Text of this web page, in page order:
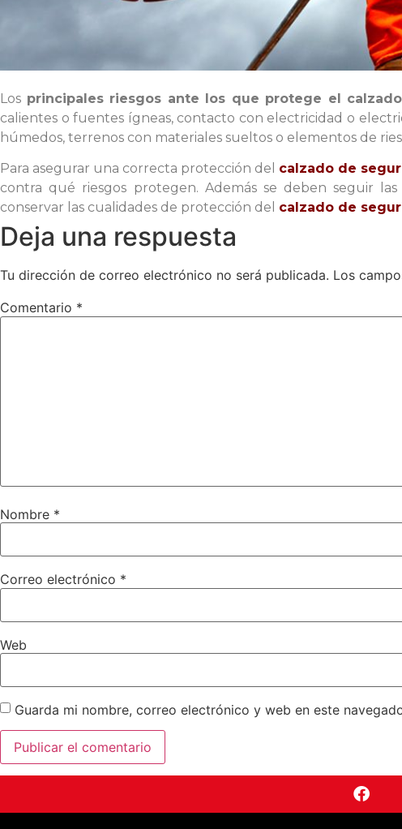
Los principales riesgos ante los que protege el
calientes o fuentes ígneas, contacto con electricidad o
húmedos, terrenos con materiales sueltos o elementos de
Para asegurar una correcta protección del calzado de
contra qué riesgos protegen. Además se deben seguir
conservar las cualidades de protección del calzado de
Deja una respuesta
Tu dirección de correo electrónico no será publicada. Los
Comentario *
Nombre *
Correo electrónico *
Web
Guarda mi nombre, correo electrónico y web en este